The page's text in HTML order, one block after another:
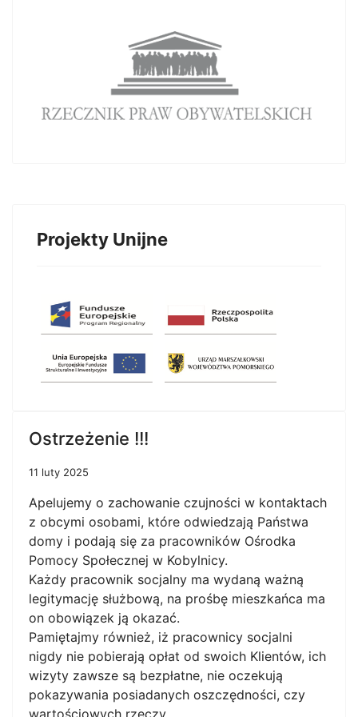
Projekty Unijne
Ostrzeżenie !!!
11 luty 2025
Apelujemy o zachowanie czujności w kontaktach
z obcymi osobami, które odwiedzają Państwa
domy i podają się za pracowników Ośrodka
Pomocy Społecznej w Kobylnicy.
Każdy pracownik socjalny ma wydaną ważną
legitymację służbową, na prośbę mieszkańca ma
on obowiązek ją okazać.
Pamiętajmy również, iż pracownicy socjalni
nigdy nie pobierają opłat od swoich Klientów, ich
wizyty zawsze są bezpłatne, nie oczekują
pokazywania posiadanych oszczędności, czy
wartościowych rzeczy.